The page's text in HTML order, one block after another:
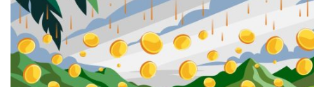
La
inversión
extranjera
mantiene
su
apuesta